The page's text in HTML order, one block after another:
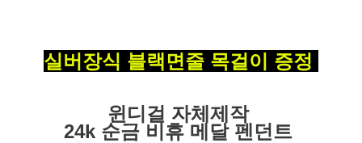
실버장식 블랙면줄 목걸이 증정
윈디걸 자체제작
24k 순금 비휴 메달 펜던트